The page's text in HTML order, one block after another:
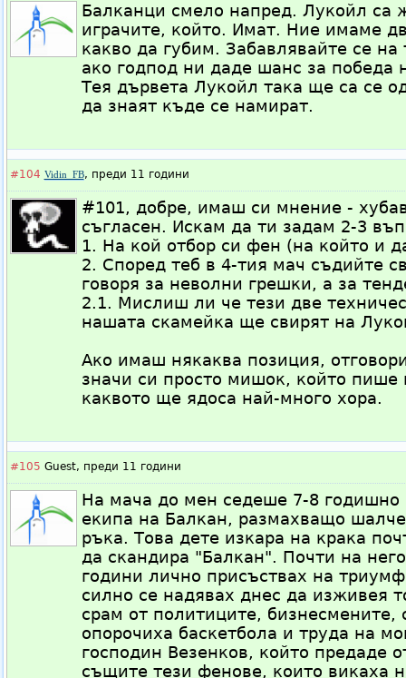
Балканци смело напред. Лукойл са
играчите, който. Имат. Ние имаме
какво да губим. Забавлявайте се
ако годпод ни даде шанс за победа
Тея дървета Лукойл така ще са се
да знаят къде се намират.
#104 Vidin_FB, преди 11 години
#101, добре, имаш си мнение -
съгласен. Искам да ти задам 2-3
1. На кой отбор си фен (на който и
2. Според теб в 4-тия мач съдийте
говоря за неволни грешки, а за
2.1. Мислиш ли че тези две
нашата скамейка ще свирят на
Ако имаш някаква позиция,
значи си просто мишок, който пише
каквото ще ядоса най-много хора.
#105 Guest, преди 11 години
На мача до мен седеше 7-8 годишно
екипа на Балкан, размахващо
ръка. Това дете изкара на крака
да скандира "Балкан". Почти на
години лично присъствах на
силно се надявах днес да изживея
срам от политиците, бизнесмените,
опорочиха баскетбола и труда на
господин Везенков, който предаде
същите тези фенове, които викаха